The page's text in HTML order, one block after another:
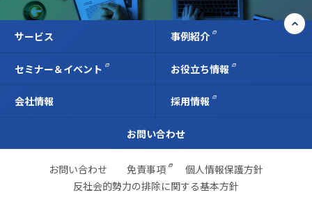
サービス 事例紹介
セミナー＆イベント お役立ち情報
会社情報 採用情報
お問い合わせ
お問い合わせ 免責事項
個人情報保護方針
反社会的勢力の排除に関する基本方針